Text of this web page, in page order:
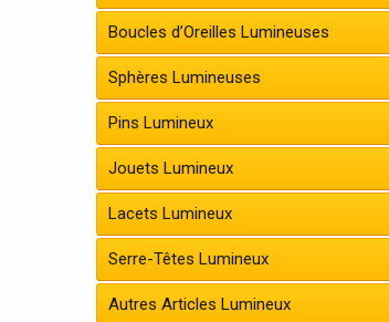
Boucles d’Oreilles Lumineuses
Sphères Lumineuses
Pins Lumineux
Jouets Lumineux
Lacets Lumineux
Serre-Têtes Lumineux
Autres Articles Lumineux